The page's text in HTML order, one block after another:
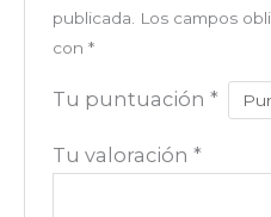
publicada.
Los campos
con *
Tu puntuación *
Tu valoración *